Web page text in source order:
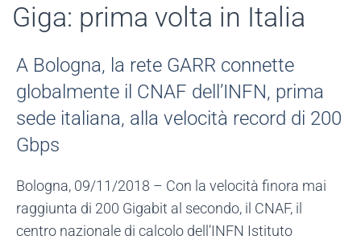
Giga: prima volta in Italia
A Bologna, la rete GARR connette
globalmente il CNAF dell’INFN, prima
sede italiana, alla velocità record di 200
Gbps
Bologna, 09/11/2018 – Con la velocità finora mai
raggiunta di 200 Gigabit al secondo, il CNAF, il
centro nazionale di calcolo dell’INFN Istituto